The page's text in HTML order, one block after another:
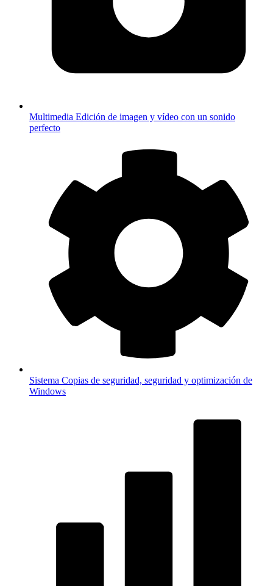
Multimedia Edición de imagen y vídeo con un sonido
perfecto
Sistema Copias de seguridad, seguridad y optimización de
Windows